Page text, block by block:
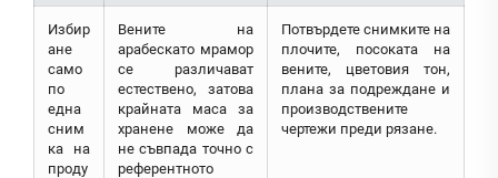
Избир
ане
само
по
една
сним
ка на
проду
Вените на
арабескато мрамор
се различават
естествено, затова
крайната маса за
хранене може да
не съвпада точно с
референтното
Потвърдете снимките на
плочите, посоката на
вените, цветовия тон,
плана за подреждане и
производствените
чертежи преди рязане.